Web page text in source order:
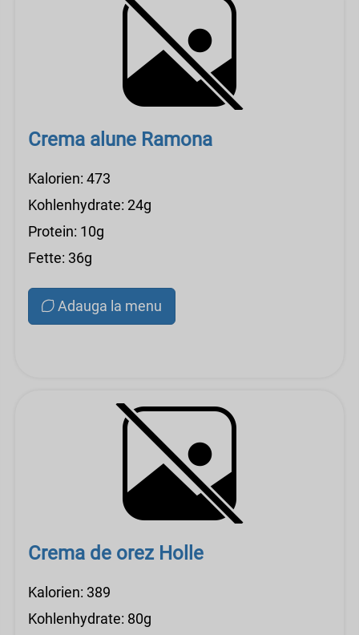
Crema alune Ramona
Kalorien: 473
Kohlenhydrate: 24g
Protein: 10g
Fette: 36g
Adauga la menu
Crema de orez Holle
Kalorien: 389
Kohlenhydrate: 80g